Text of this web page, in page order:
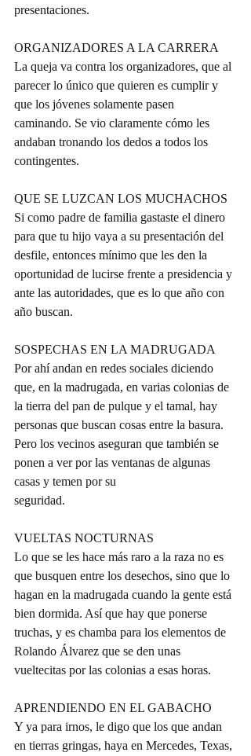
presentaciones.
ORGANIZADORES A LA CARRERA
La queja va contra los organizadores, que al
parecer lo único que quieren es cumplir y
que los jóvenes solamente pasen
caminando. Se vio claramente cómo les
andaban tronando los dedos a todos los
contingentes.
QUE SE LUZCAN LOS MUCHACHOS
Si como padre de familia gastaste el dinero
para que tu hijo vaya a su presentación del
desfile, entonces mínimo que les den la
oportunidad de lucirse frente a presidencia y
ante las autoridades, que es lo que año con
año buscan.
SOSPECHAS EN LA MADRUGADA
Por ahí andan en redes sociales diciendo
que, en la madrugada, en varias colonias de
la tierra del pan de pulque y el tamal, hay
personas que buscan cosas entre la basura.
Pero los vecinos aseguran que también se
ponen a ver por las ventanas de algunas
casas y temen por su
seguridad.
VUELTAS NOCTURNAS
Lo que se les hace más raro a la raza no es
que busquen entre los desechos, sino que lo
hagan en la madrugada cuando la gente está
bien dormida. Así que hay que ponerse
truchas, y es chamba para los elementos de
Rolando Álvarez que se den unas
vueltecitas por las colonias a esas horas.
APRENDIENDO EN EL GABACHO
Y ya para irnos, le digo que los que andan
en tierras gringas, haya en Mercedes, Texas,